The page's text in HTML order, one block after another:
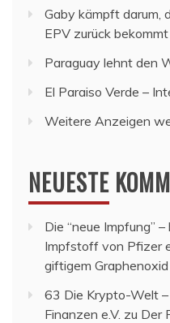
Gaby kämpft darum,
EPV zurück bekommt
Paraguay lehnt den
El Paraiso Verde –
Weitere Anzeigen
NEUESTE
Die “neue Impfung”
Impfstoff von Pfizer
giftigem Graphenoxid
63 Die Krypto-Welt
Finanzen e.V. zu Der